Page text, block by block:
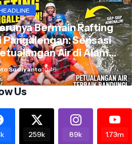
Bermain Rafting
Pangalengan: Sensasi
Air di Alam
Selatan
Sudiyanto10.46
Us
259k 89k 1.73m